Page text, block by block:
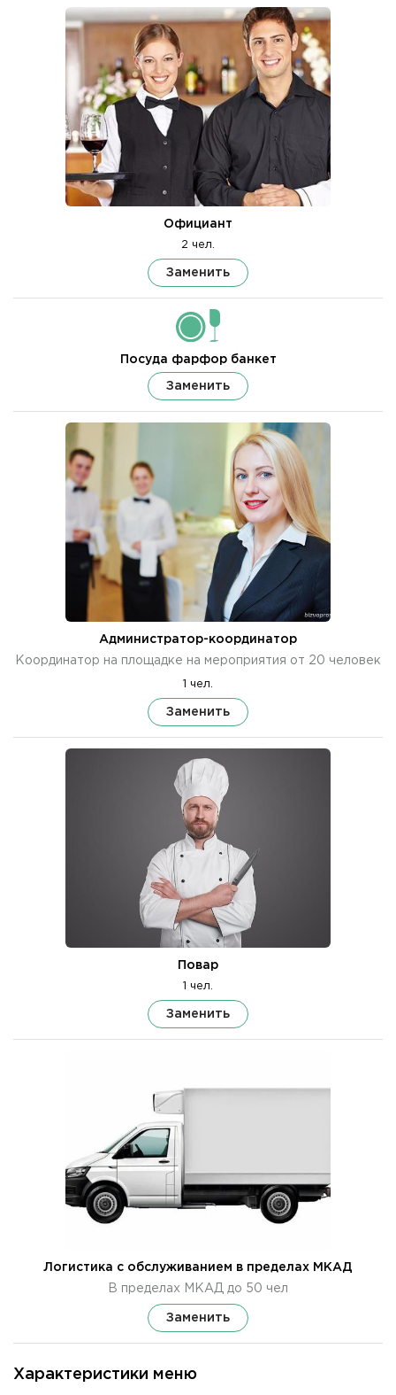
Характеристики меню
Официант
2 чел.
Заменить
Посуда фарфор банкет
Заменить
Администратор-координатор
Координатор на площадке на мероприятия от 20 человек
1 чел.
Заменить
Повар
1 чел.
Заменить
Логистика с обслуживанием в пределах МКАД
В пределах МКАД до 50 чел
Заменить